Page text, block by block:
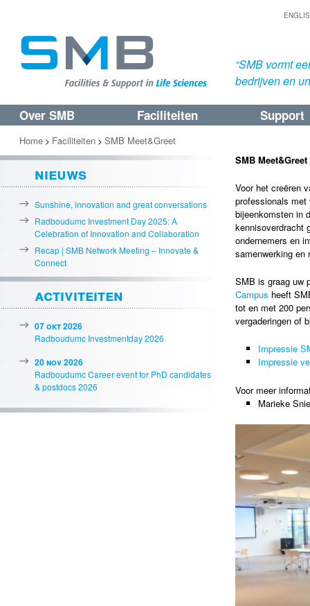
“SMB vormt
bedrijven en
Spring
naar
de
primaire
inhoud
Spring
naar
de
secundaire
inhoud
Over SMB Faciliteiten Support
SMB Meet&Greet
Voor het creëren
professionals met
bijeenkomsten in
kennisoverdracht
ondernemers en
samenwerking en
SMB is graag uw
Campus heeft
tot en met 200
vergaderingen of
Impressie
Impressie
Voor meer
Marieke
Home > Faciliteiten > SMB Meet&Greet
nieuws
Sunshine, innovation and great conversations
Radboudumc Investment Day 2025: A
Celebration of Innovation and Collaboration
Recap | SMB Network Meeting – Innovate &
Connect
activiteiten
07 okt 2026
Radboudumc Investmentday 2026
20 nov 2026
Radboudumc Career event for PhD candidates
& postdocs 2026